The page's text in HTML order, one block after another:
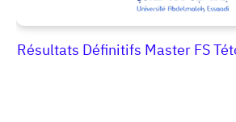
Résultats Définitifs Master FS